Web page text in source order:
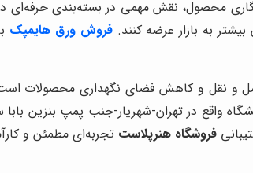
محصول، نقش مهمی در بسته‌بندی
به بازار عرضه کنند.فروش ورق هایمپک
و نقل و کاهش فضای نگهداری محصولات
فروشگاه هنرپلاست تجربه‌ای مطمئن و